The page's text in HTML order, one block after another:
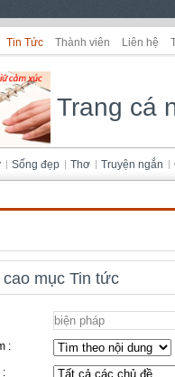
Tin Tức Thành viên Liên hệ
Trang cá
Sống đẹp Thơ Truyện ngắn
mục Tin tức
:
: